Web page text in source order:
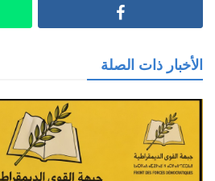
الأخبار ذات الصلة